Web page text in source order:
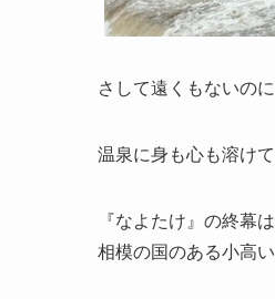
さして遠くもないの
温泉に身も心も溶け
『なよたけ』の終幕は
相模の国のある小高い